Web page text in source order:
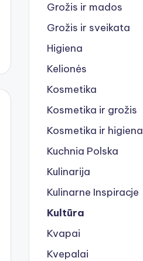
Grožis ir mados
Grožis ir sveikata
Higiena
Kelionės
Kosmetika
Kosmetika ir grožis
Kosmetika ir higiena
Kuchnia Polska
Kulinarija
Kulinarne Inspiracje
Kultūra
Kvapai
Kvepalai